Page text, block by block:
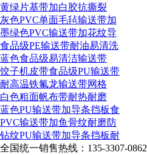
黄绿片基带加白胶抗撕裂
灰色PVC单面毛毡输送带加
墨绿色PVC输送带加花纹导
食品级PE输送带耐油易清洗
蓝色食品级易清洁输送带
饺子机皮带食品级PU输送带
耐高温铁氟龙输送带网格
白色粗面帆布带耐热耐磨
蓝色PU输送带加导条挡板食
PVC输送带加鱼骨纹耐磨防
钻纹PU输送带加导条挡板耐
全国统一销售热线： 135-3307-0862